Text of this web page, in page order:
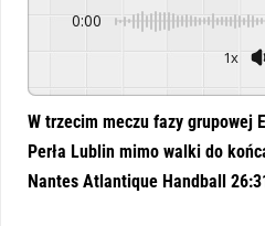
0:00
1x
W trzecim meczu fazy grupowej
Perła Lublin mimo walki do
Nantes Atlantique Handball